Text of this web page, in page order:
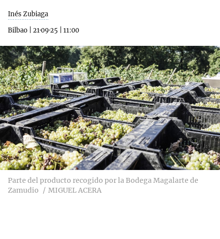
Inés Zubiaga
Bilbao
21·09·25 11:00
Parte del producto recogido por la Bodega Magalarte de
Zamudio
MIGUEL ACERA